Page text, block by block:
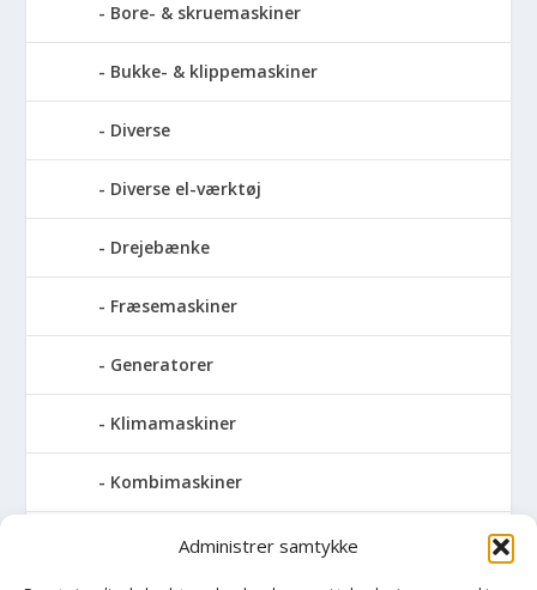
Administrer samtykke
Bore- & skruemaskiner
Bukke- & klippemaskiner
Diverse
Diverse el-værktøj
Drejebænke
Fræsemaskiner
Generatorer
Klimamaskiner
Kombimaskiner
Kompressor